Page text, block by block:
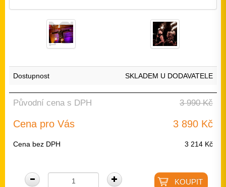
Dostupnost SKLADEM U DODAVATELE
Původní cena s DPH 3 990 Kč
Cena pro Vás 3 890 Kč
Cena bez DPH 3 214 Kč